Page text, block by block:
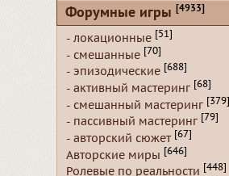
Форумные игры [4933]
- локационные [51]
- смешанные [70]
- эпизодические [688]
- активный мастеринг [68]
- смешанный мастеринг [379]
- пассивный мастеринг [79]
- авторский сюжет [67]
Авторские миры [646]
Ролевые по реальности [448]